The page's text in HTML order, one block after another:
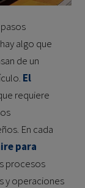
algo que
de un
El
requiere
En cada
para
procesos
y operaciones